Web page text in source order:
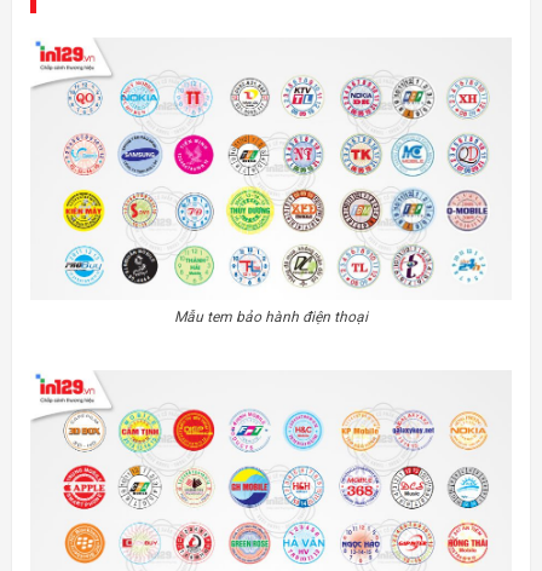
Mẫu tem bảo hành điện thoại